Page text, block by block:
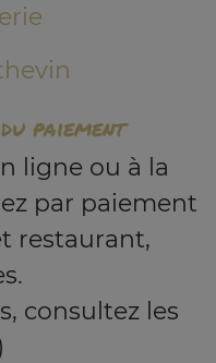
paiement
ligne ou à la
par paiement
restaurant,
consultez les